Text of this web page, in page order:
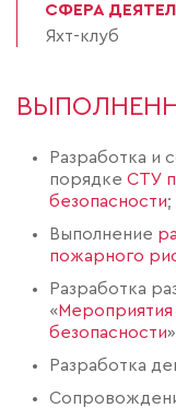
СФЕРА
Яхт-клуб
Разработка и
порядке СТУ
безопасности;
Выполнение
пожарного
Разработка
«
безопасности
Разработка